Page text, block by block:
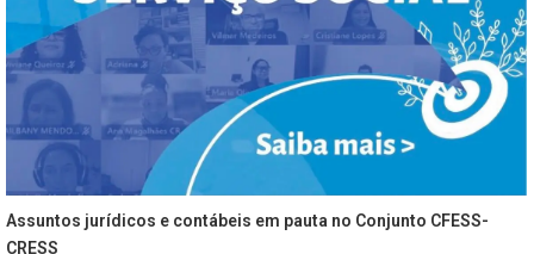
Assuntos jurídicos e contábeis em pauta no Conjunto CFESS-
CRESS